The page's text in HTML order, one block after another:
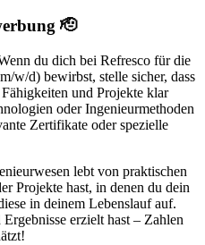
🫡
du dich bei Refresco für die
w/d) bewirbst, stelle sicher, dass
und Projekte klar
oder Ingenieurmethoden
Zertifikate oder spezielle
lebt von praktischen
Projekte hast, in denen du dein
in deinem Lebenslauf auf.
erzielt hast – Zahlen